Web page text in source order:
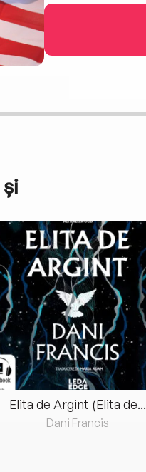
Elita de Argint (Elita de...
Dani Francis